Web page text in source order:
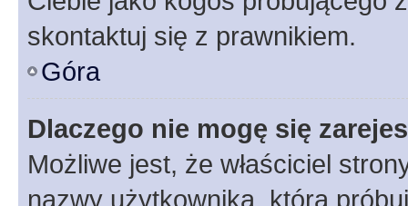
skontaktuj się z prawnikiem.
Góra
Dlaczego nie mogę się
Możliwe jest, że właściciel
nazwy użytkownika, którą